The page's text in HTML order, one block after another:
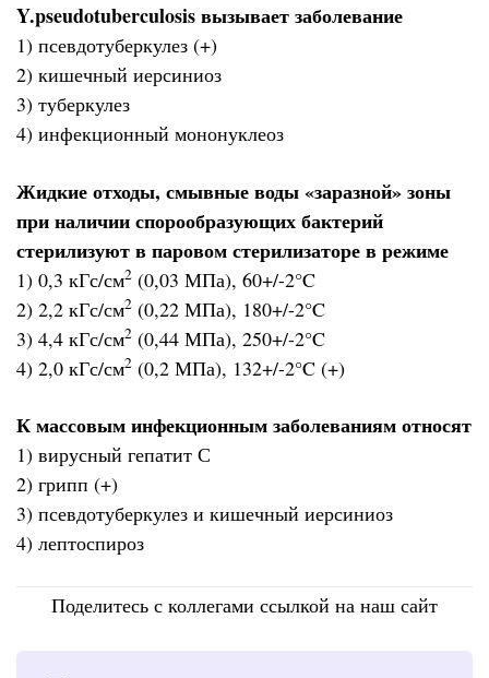
Y.pseudotuberculosis вызывает заболевание
1) псевдотуберкулез (+)
2) кишечный иерсиниоз
3) туберкулез
4) инфекционный мононуклеоз
Жидкие отходы, смывные воды «заразной» зоны
при наличии спорообразующих бактерий
стерилизуют в паровом стерилизаторе в режиме
1) 0,3 кГс/см2 (0,03 МПа), 60+/-2°C
2) 2,2 кГс/см2 (0,22 МПа), 180+/-2°C
3) 4,4 кГс/см2 (0,44 МПа), 250+/-2°C
4) 2,0 кГс/см2 (0,2 МПа), 132+/-2°C (+)
К массовым инфекционным заболеваниям относят
1) вирусный гепатит С
2) грипп (+)
3) псевдотуберкулез и кишечный иерсиниоз
4) лептоспироз
Поделитесь с коллегами ссылкой на наш сайт